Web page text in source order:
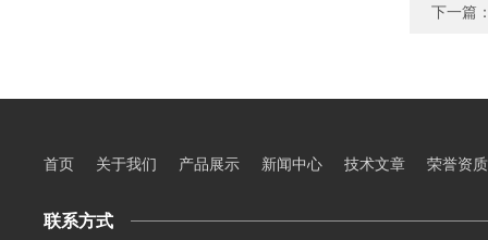
下一篇
首页 关于我们 产品展示 新闻中心 技术文章 荣誉资质
联系方式